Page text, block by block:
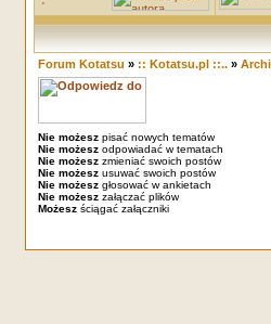
Forum Kotatsu » :: Kotatsu.pl ::..»
Nie możeszpisać nowych tematów
Nie możeszodpowiadać w tematach
Nie możeszzmieniać swoich postów
Nie możeszusuwać swoich postów
Nie możeszgłosować w ankietach
Nie możeszzałączać plików
Możeszściągać załączniki